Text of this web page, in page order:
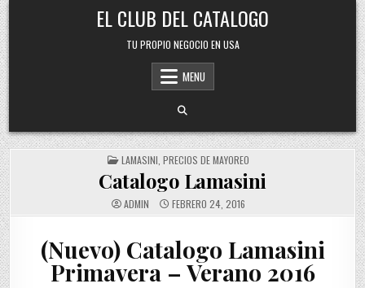
Skip
to
content
EL CLUB DEL CATALOGO
TU PROPIO NEGOCIO EN USA
MENU
POSTED
IN
LAMASINI PRECIOS DE MAYOREO
Catalogo Lamasini
ADMIN FEBRERO 24, 2016
(Nuevo) Catalogo Lamasini
Primavera – Verano 2016